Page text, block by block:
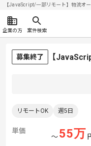
【JavaScript/一部リモート】物流オ
企業の方 案件検索
募集終了 【
リモートOK 週5日
単価
〜55万